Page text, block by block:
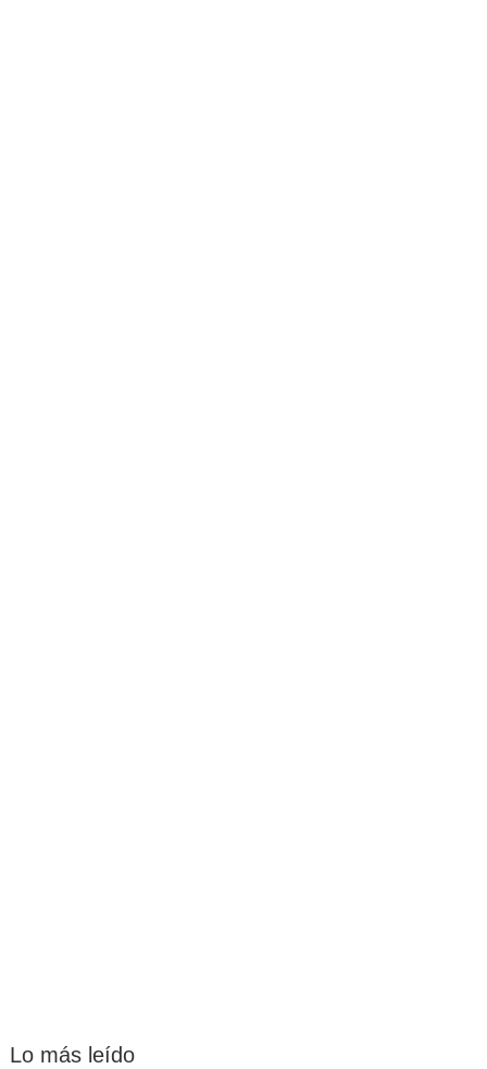
Lo más leído